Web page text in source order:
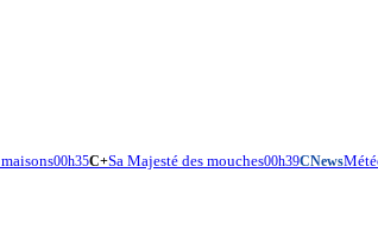
00h35C+Sa Majesté des mouches00h39CNews